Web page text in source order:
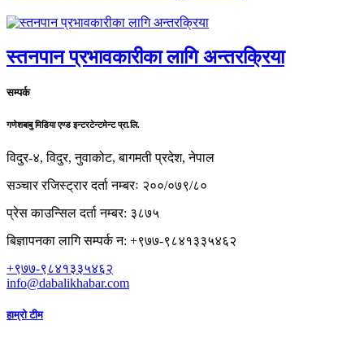
स्तनपान प्रभावकारीका लागि अन्तरक्रिया
सम्पर्क
गणेशबाबु मिडिया एण्ड इन्टरटेन्टमेन्ट प्रा.लि.
विदुर-४, विदुर, नुवाकोट, बागमती प्रदेश, नेपाल
सञ्चार रजिस्ट्रार दर्ता नम्बरः २००/०७९/८०
प्रेस काउन्सिल दर्ता नम्बर: ३८७५
बिज्ञापनका लागि सम्पर्क न: +९७७-९८४१३३५४६२
+९७७-९८४१३३५४६२
info@dabalikhabar.com
हाम्रो टीम